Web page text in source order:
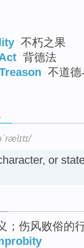
不朽之果
背德法
不道
or
；伤风败俗的